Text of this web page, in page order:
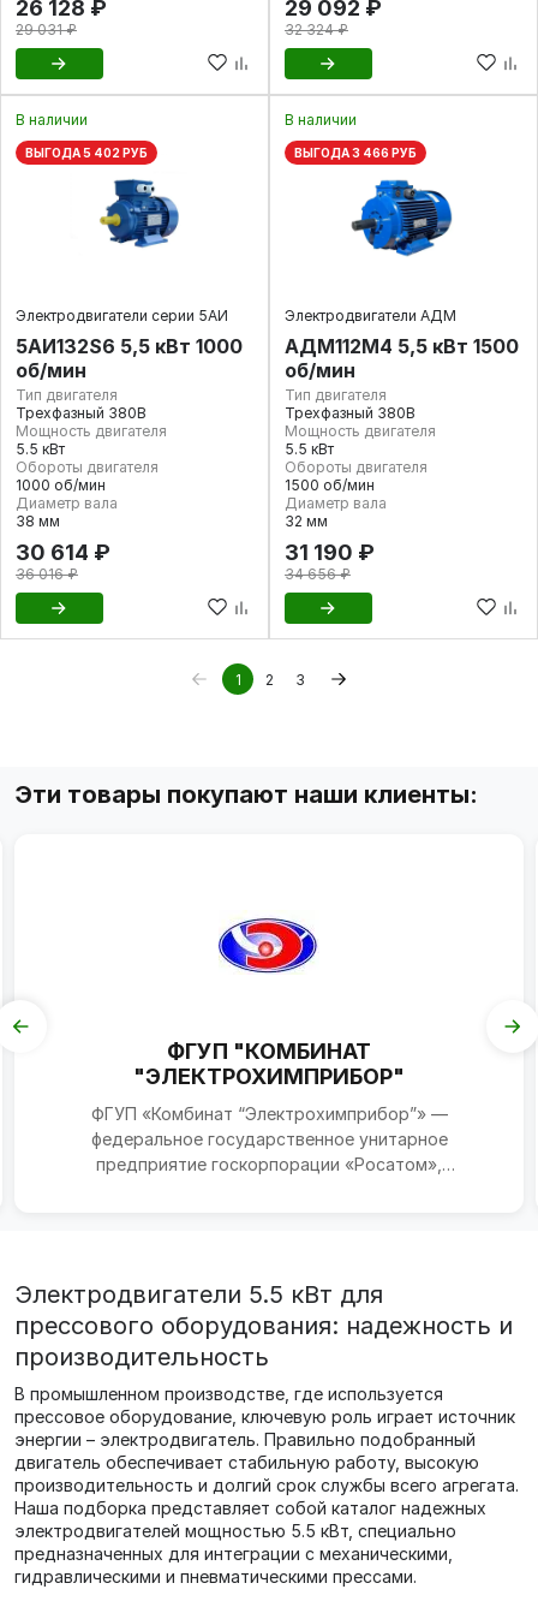
26 128 ₽
29 031 ₽
29 092 ₽
32 324 ₽
В наличии
ВЫГОДА 5 402 РУБ
Электродвигатели серии 5АИ
5АИ132S6 5,5 кВт 1000
об/мин
Тип двигателя
Трехфазный 380В
Мощность двигателя
5.5 кВт
Обороты двигателя
1000 об/мин
Диаметр вала
38 мм
30 614 ₽
36 016 ₽
В наличии
ВЫГОДА 3 466 РУБ
Электродвигатели АДМ
АДМ112М4 5,5 кВт 1500
об/мин
Тип двигателя
Трехфазный 380В
Мощность двигателя
5.5 кВт
Обороты двигателя
1500 об/мин
Диаметр вала
32 мм
31 190 ₽
34 656 ₽
1 2 3
Эти товары покупают наши клиенты:
ФГУП "КОМБИНАТ
"ЭЛЕКТРОХИМПРИБОР"
ФГУП «Комбинат “Электрохимприбор”» —
федеральное государственное унитарное
предприятие госкорпорации «Росатом»,
Электродвигатели 5.5 кВт для
прессового оборудования: надежность и
производительность
В промышленном производстве, где используется
прессовое оборудование, ключевую роль играет источник
энергии – электродвигатель. Правильно подобранный
двигатель обеспечивает стабильную работу, высокую
производительность и долгий срок службы всего агрегата.
Наша подборка представляет собой каталог надежных
электродвигателей мощностью 5.5 кВт, специально
предназначенных для интеграции с механическими,
гидравлическими и пневматическими прессами.